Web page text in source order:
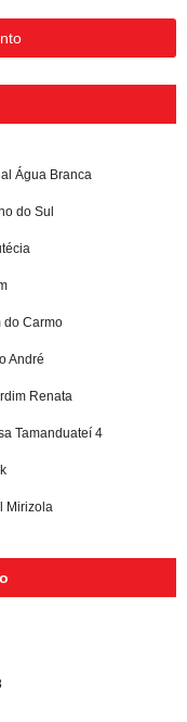
Água Branca
do Sul
do Carmo
André
Renata
Tamanduateí 4
Mirizola